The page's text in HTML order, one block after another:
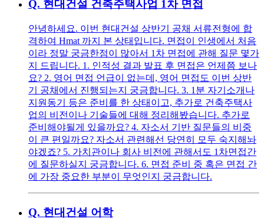
Q. 현대건설 건축주택사업 1차 면접
안녕하세요. 이번 현대건설 상반기 공채 서류전형에 합
격하여 Hmat 까지 본 상태입니다. 면접이 인생에서 처음
이라 정말 궁금한점이 많아서 1차 면접에 관해 질문 몇가
지 드립니다. 1. 인적성 결과 발표 후 면접은 언제쯤 보나
요? 2. 영어 면접 언급이 없는데, 영어 면접도 이번 상반
기 공채에서 진행되는지 궁금합니다. 3. 1분 자기소개나
지원동기 등은 준비를 한 상태이고, 추가로 건축주택사
업의 비전이나 기술들에 대해 정리해봤습니다. 추가로
준비해야될게 있을까요? 4. 자소서 기반 질문들의 비중
이 큰 편일까요? 자소서 관련해선 당연히 모두 숙지해놔
야겠죠? 5. 가치관이나 회사 비전에 관해서도 1차면접간
에 질문하실지 궁금합니다. 6. 면접 준비 중 혹은 면접 간
에 가장 중요한 부분이 무엇인지 궁금합니다.
Q. 현대건설 어학